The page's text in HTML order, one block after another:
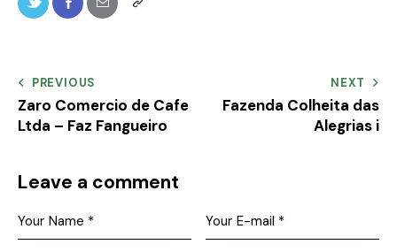
PREVIOUS
Zaro Comercio de Cafe
Ltda – Faz Fangueiro
NEXT
Fazenda Colheita das
Alegrias i
Leave a comment